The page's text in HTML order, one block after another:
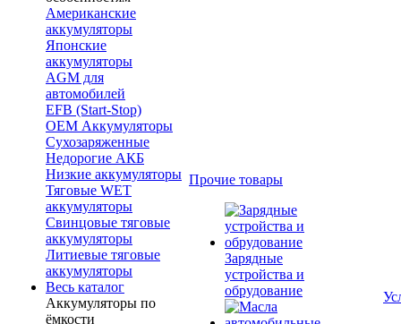
Американские
аккумуляторы
Японские
аккумуляторы
AGM для
автомобилей
EFB (Start-Stop)
OEM Аккумуляторы
Сухозаряженные
Недорогие АКБ
Низкие аккумуляторы
Тяговые WET
аккумуляторы
Свинцовые тяговые
аккумуляторы
Литиевые тяговые
аккумуляторы
Весь каталог
Аккумуляторы по
ёмкости
Прочие товары
Зарядные
устройства и
обрудование